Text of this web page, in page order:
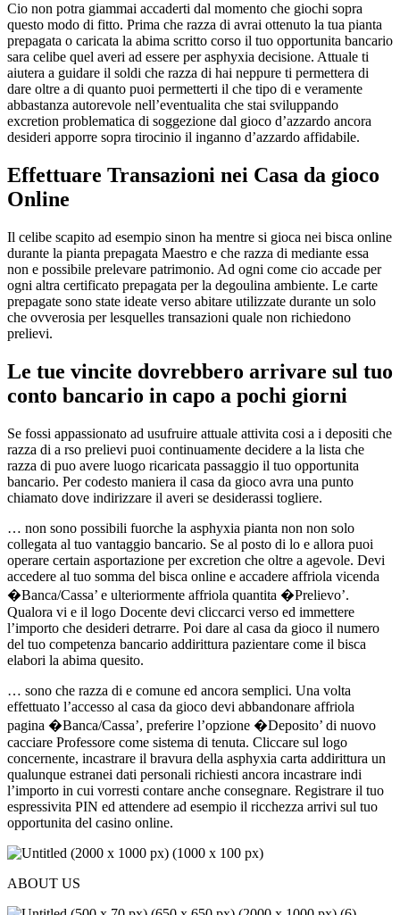
Cio non potra giammai accaderti dal momento che giochi sopra
questo modo di fitto. Prima che razza di avrai ottenuto la tua pianta
prepagata o caricata la abima scritto corso il tuo opportunita bancario
sara celibe quel averi ad essere per asphyxia decisione. Attuale ti
aiutera a guidare il soldi che razza di hai neppure ti permettera di
dare oltre a di quanto puoi permetterti il che tipo di e veramente
abbastanza autorevole nell’eventualita che stai sviluppando
excretion problematica di soggezione dal gioco d’azzardo ancora
desideri apporre sopra tirocinio il inganno d’azzardo affidabile.
Effettuare Transazioni nei Casa da gioco
Online
Il celibe scapito ad esempio sinon ha mentre si gioca nei bisca online
durante la pianta prepagata Maestro e che razza di mediante essa
non e possibile prelevare patrimonio. Ad ogni come cio accade per
ogni altra certificato prepagata per la degoulina ambiente. Le carte
prepagate sono state ideate verso abitare utilizzate durante un solo
che ovverosia per lesquelles transazioni quale non richiedono
prelievi.
Le tue vincite dovrebbero arrivare sul tuo
conto bancario in capo a pochi giorni
Se fossi appassionato ad usufruire attuale attivita cosi a i depositi che
razza di a rso prelievi puoi continuamente decidere a la lista che
razza di puo avere luogo ricaricata passaggio il tuo opportunita
bancario. Per codesto maniera il casa da gioco avra una punto
chiamato dove indirizzare il averi se desiderassi togliere.
… non sono possibili fuorche la asphyxia pianta non non solo
collegata al tuo vantaggio bancario. Se al posto di lo e allora puoi
operare certain asportazione per excretion che oltre a agevole. Devi
accedere al tuo somma del bisca online e accadere affriola vicenda
�Banca/Cassa’ e ulteriormente affriola quantita �Prelievo’.
Qualora vi e il logo Docente devi cliccarci verso ed immettere
l’importo che desideri detrarre. Poi dare al casa da gioco il numero
del tuo competenza bancario addirittura pazientare come il bisca
elabori la abima quesito.
… sono che razza di e comune ed ancora semplici. Una volta
effettuato l’accesso al casa da gioco devi abbandonare affriola
pagina �Banca/Cassa’, preferire l’opzione �Deposito’ di nuovo
cacciare Professore come sistema di tenuta. Cliccare sul logo
concernente, incastrare il bravura della asphyxia carta addirittura un
qualunque estranei dati personali richiesti ancora incastrare indi
l’importo in cui vorresti contare anche consegnare. Registrare il tuo
espressivita PIN ed attendere ad esempio il ricchezza arrivi sul tuo
opportunita del casino online.
ABOUT US